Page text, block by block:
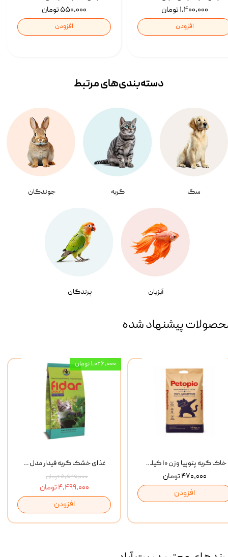
۵۵۰,۰۰۰ تومان
افزودن
۱,۴۰۰,۰۰۰ تومان
افزودن
سگ گربه جوندگان
آبزیان پرندگان
دسته‌بندی‌‌های مرتبط
پیشنهاد شده
غذای خشک گربه فیدار مدل Adult وزن 10 کیلوگرم
۵,۵۲۵,۰۰۰ تومان
۴,۴۹۹,۰۰۰ تومان
افزودن
۱,۰۲۶,۰۰۰ تومان
خاک گربه پتوپیا وزن ۱۰ کیلوگرم
۴۷۰,۰۰۰ تومان
افزودن